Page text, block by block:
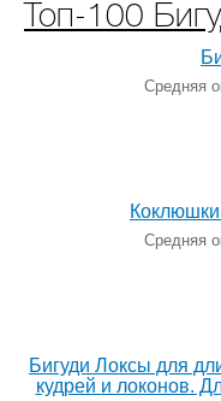
Топ-100
Средняя
Средняя
Бигуди Локсы для
кудрей и локонов.